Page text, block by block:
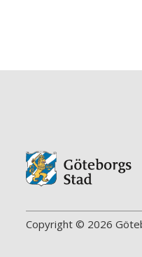
Copyright © 2026